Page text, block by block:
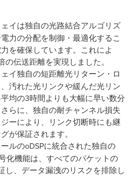
イは独自の光路結合アルゴリズ
力の分配を制御・最適化するこ
を確保しています。これによ
の伝送距離を実現しました。
イ独自の短距離光リターン・ロ
汚れた光リンクや緩んだ光リン
均の3時間よりも大幅に早い数分
らに、独自の耐チャンネル損失
ーにより、リンク切断時にも継
が保証されます。
ルのoDSPに統合された独自の
化機能は、すべてのパケットの
し、データ漏洩のリスクを排除し